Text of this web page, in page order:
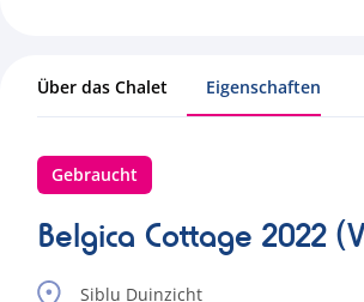
Über das Chalet Eigenschaften
Gebraucht
Belgica Cottage 2022
Siblu Duinzicht